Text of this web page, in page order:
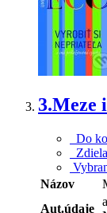
3.Meze
Do
Názov
Aut.údaje